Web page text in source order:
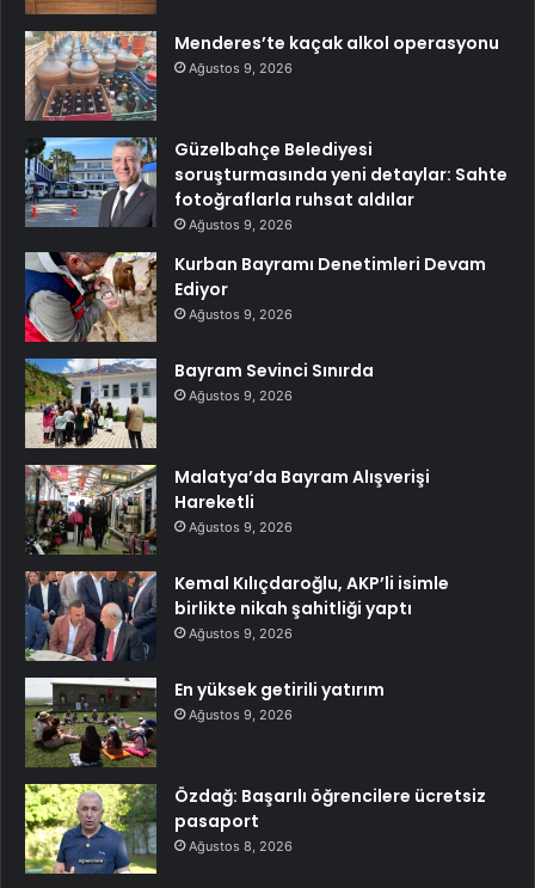
Menderes’te kaçak alkol operasyonu
Ağustos 9, 2026
Güzelbahçe Belediyesi
soruşturmasında yeni detaylar: Sahte
fotoğraflarla ruhsat aldılar
Ağustos 9, 2026
Kurban Bayramı Denetimleri Devam
Ediyor
Ağustos 9, 2026
Bayram Sevinci Sınırda
Ağustos 9, 2026
Malatya’da Bayram Alışverişi
Hareketli
Ağustos 9, 2026
Kemal Kılıçdaroğlu, AKP’li isimle
birlikte nikah şahitliği yaptı
Ağustos 9, 2026
En yüksek getirili yatırım
Ağustos 9, 2026
Özdağ: Başarılı öğrencilere ücretsiz
pasaport
Ağustos 8, 2026